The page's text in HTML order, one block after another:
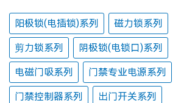
阳极锁(电插锁)系列 磁力锁系列
剪力锁系列 阴极锁(电锁口)系列
电磁门吸系列 门禁专业电源系列
门禁控制器系列 出门开关系列